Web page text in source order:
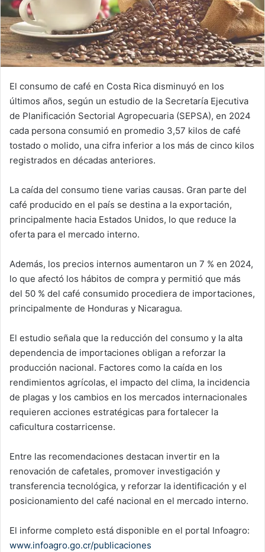
El consumo de café en Costa Rica disminuyó en los
últimos años, según un estudio de la Secretaría Ejecutiva
de Planificación Sectorial Agropecuaria (SEPSA), en 2024
cada persona consumió en promedio 3,57 kilos de café
tostado o molido, una cifra inferior a los más de cinco kilos
registrados en décadas anteriores.
La caída del consumo tiene varias causas. Gran parte del
café producido en el país se destina a la exportación,
principalmente hacia Estados Unidos, lo que reduce la
oferta para el mercado interno.
Además, los precios internos aumentaron un 7 % en 2024,
lo que afectó los hábitos de compra y permitió que más
del 50 % del café consumido procediera de importaciones,
principalmente de Honduras y Nicaragua.
El estudio señala que la reducción del consumo y la alta
dependencia de importaciones obligan a reforzar la
producción nacional. Factores como la caída en los
rendimientos agrícolas, el impacto del clima, la incidencia
de plagas y los cambios en los mercados internacionales
requieren acciones estratégicas para fortalecer la
caficultura costarricense.
Entre las recomendaciones destacan invertir en la
renovación de cafetales, promover investigación y
transferencia tecnológica, y reforzar la identificación y el
posicionamiento del café nacional en el mercado interno.
El informe completo está disponible en el portal Infoagro:
www.infoagro.go.cr/publicaciones